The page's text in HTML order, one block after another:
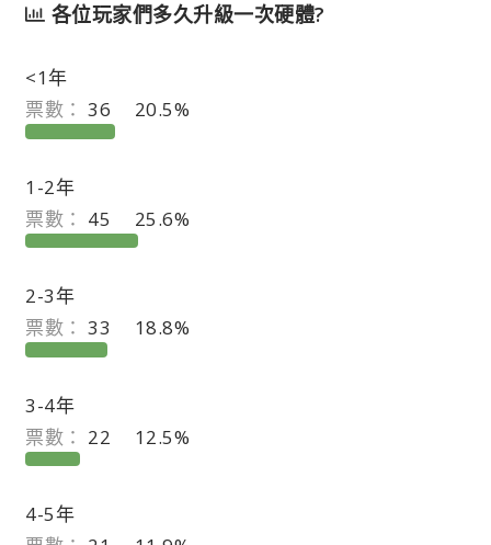
各位玩家們多久升級一次硬體?
<1年
票數： 36 20.5%
1-2年
票數： 45 25.6%
2-3年
票數： 33 18.8%
3-4年
票數： 22 12.5%
4-5年